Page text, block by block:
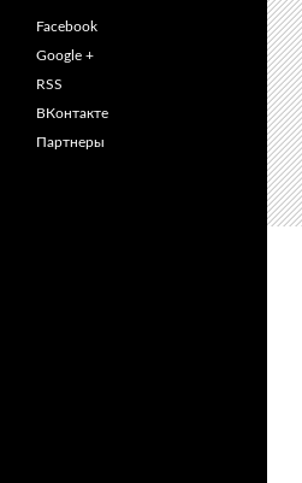
Facebook
Google +
RSS
ВКонтакте
Партнеры